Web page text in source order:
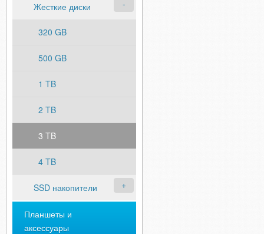
Жесткие диски
320 GB
500 GB
1 TB
2 TB
3 TB
4 TB
SSD накопители
Планшеты и
аксессуары